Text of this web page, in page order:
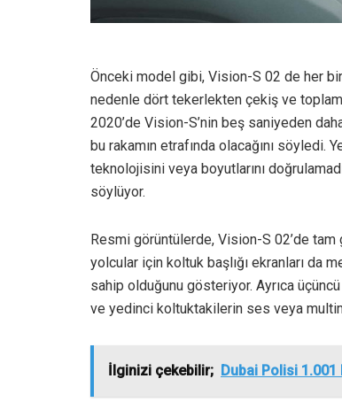
Önceki model gibi, Vision-S 02 de her
nedenle dört tekerlekten çekiş ve toplam
2020’de Vision-S’nin beş saniyeden
bu rakamın etrafında olacağını söyledi.
teknolojisini veya boyutlarını
söylüyor.
Resmi görüntülerde, Vision-S 02’de
yolcular için koltuk başlığı ekranları da
sahip olduğunu gösteriyor. Ayrıca
ve yedinci koltuktakilerin ses veya
İlginizi çekebilir; Dubai Polisi